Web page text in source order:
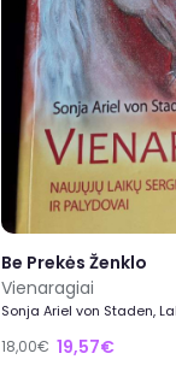
Be Prekės Ženklo
Vienaragiai
Sonja Ariel von Staden,
18,00€ 19,57€